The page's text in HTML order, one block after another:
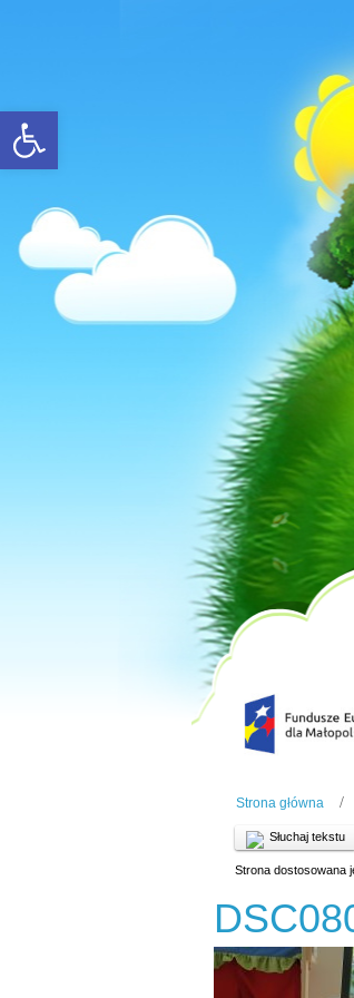
Open toolbar
Strona główna
Słuchaj tekstu
Strona dostosowana